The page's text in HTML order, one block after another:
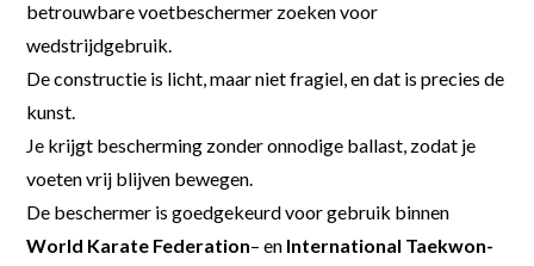
betrouwbare voetbeschermer zoeken voor
wedstrijdgebruik.
De constructie is licht, maar niet fragiel, en dat is precies de
kunst.
Je krijgt bescherming zonder onnodige ballast, zodat je
voeten vrij blijven bewegen.
De beschermer is goedgekeurd voor gebruik binnen
World Karate Federation– en International Taekwon-